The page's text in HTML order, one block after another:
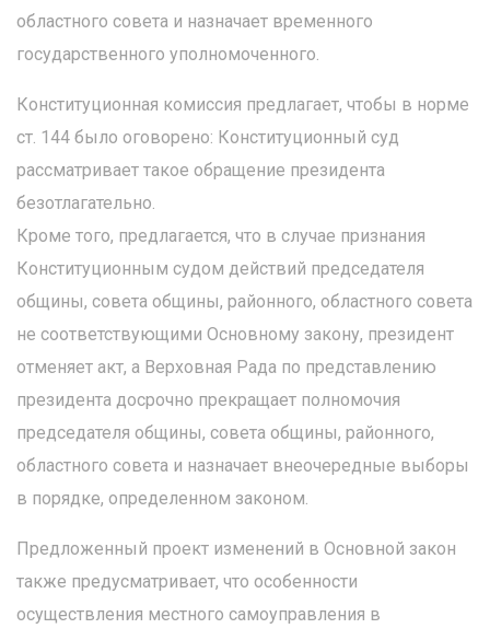
областного совета и назначает временного
государственного уполномоченного.
Конституционная комиссия предлагает, чтобы в норме
ст. 144 было оговорено: Конституционный суд
рассматривает такое обращение президента
безотлагательно.
Кроме того, предлагается, что в случае признания
Конституционным судом действий председателя
общины, совета общины, районного, областного совета
не соответствующими Основному закону, президент
отменяет акт, а Верховная Рада по представлению
президента досрочно прекращает полномочия
председателя общины, совета общины, районного,
областного совета и назначает внеочередные выборы
в порядке, определенном законом.
Предложенный проект изменений в Основной закон
также предусматривает, что особенности
осуществления местного самоуправления в